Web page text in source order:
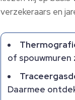
verzekeraars en
of spouwmuren
Daarmee